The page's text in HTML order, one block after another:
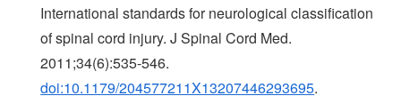
International standards for neurological classification
of spinal cord injury. J Spinal Cord Med.
2011;34(6):535-546.
doi:10.1179/204577211X13207446293695.